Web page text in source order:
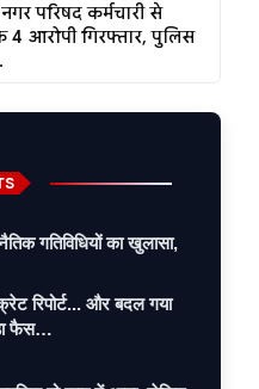
परिषद कर्मचारी से
4 आरोपी गिरफ्तार, पुलिस
गतिविधियों का खुलासा,
रिपोर्ट... और बदल गया
फैस…